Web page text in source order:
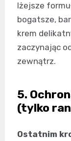
lżejsze
bogatsze,
krem
zaczynając
zewnątrz.
5.
(tylko
Ostatnim